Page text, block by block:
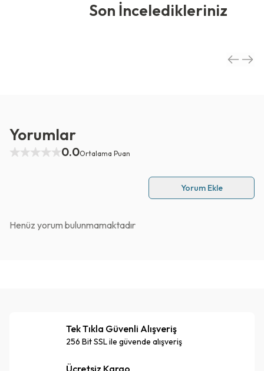
Son İnceledikleriniz
Yorumlar
0.0Ortalama Puan
Yorum Ekle
Henüz yorum bulunmamaktadır
Tek Tıkla Güvenli Alışveriş
256 Bit SSL ile güvende alışveriş
Ücretsiz Kargo